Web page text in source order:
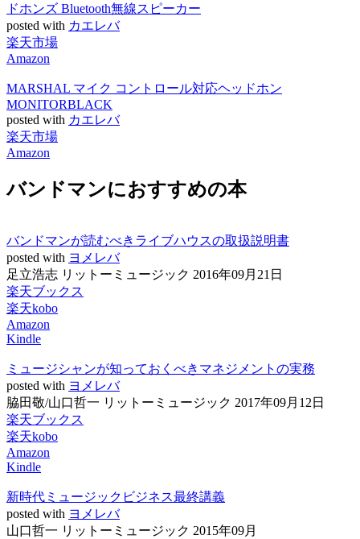
ドホンズ Bluetooth無線スピーカー
posted with カエレバ
楽天市場
Amazon
MARSHAL マイク コントロール対応ヘッドホン
MONITORBLACK
posted with カエレバ
楽天市場
Amazon
バンドマンにおすすめの本
バンドマンが読むべきライブハウスの取扱説明書
posted with ヨメレバ
足立浩志 リットーミュージック 2016年09月21日
楽天ブックス
楽天kobo
Amazon
Kindle
ミュージシャンが知っておくべきマネジメントの実務
posted with ヨメレバ
脇田敬/山口哲一 リットーミュージック 2017年09月12日
楽天ブックス
楽天kobo
Amazon
Kindle
新時代ミュージックビジネス最終講義
posted with ヨメレバ
山口哲一 リットーミュージック 2015年09月